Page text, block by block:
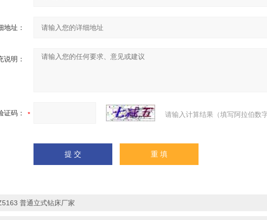
地址：
说明：
证码： 请输入计算结果（填写阿拉伯数
普通立式钻床厂家